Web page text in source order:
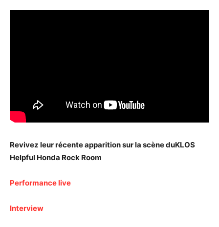
Revivez leur récente apparition sur la scène duKLOS
Helpful Honda Rock Room
Performance live
Interview